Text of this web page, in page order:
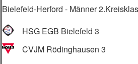
Bielefeld-Herford - Männer
HSG EGB Bielefeld 3
CVJM Rödinghausen 3